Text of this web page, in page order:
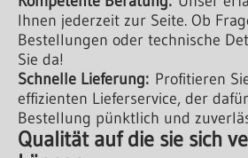
Ihnen jederzeit zur Seite. Ob
Bestellungen oder technische
Sie da!
Schnelle Lieferung: Profitieren
effizienten Lieferservice, der
Bestellung pünktlich und
Qualität auf die sie sich